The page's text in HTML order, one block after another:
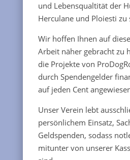
und Lebensqualtität der
Herculane und Ploiesti zu
Wir hoffen Ihnen auf
Arbeit näher gebracht zu
die Projekte von
durch Spendengelder
auf jeden Cent
Unser Verein lebt
persönlichem Einsatz,
Geldspenden, sodass
mitunter von unserer